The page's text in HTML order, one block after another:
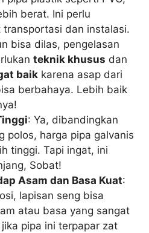
berat. Ini perlu
dan instalasi.
bisa dilas, pengelasan
teknik khusus dan
baik karena asap dari
berbahaya. Lebih baik
: Ya, dibandingkan
polos, harga pipa galvanis
tinggi. Tapi ingat, ini
Sobat!
Asam dan Basa Kuat:
lapisan seng bisa
atau basa yang sangat
pipa ini terpapar zat